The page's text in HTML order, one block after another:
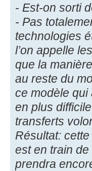
- Est-on sorti
- Pas
technologies
l’on appelle
que la
au reste du
ce modèle
en plus
transferts
Résultat:
est en train de
prendra